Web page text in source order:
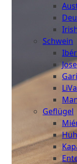
Schwein
Geflügel